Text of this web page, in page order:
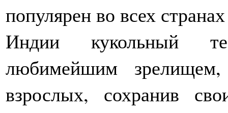
популярен во всех
Индии кукольный
любимейшим
взрослых, сохранив